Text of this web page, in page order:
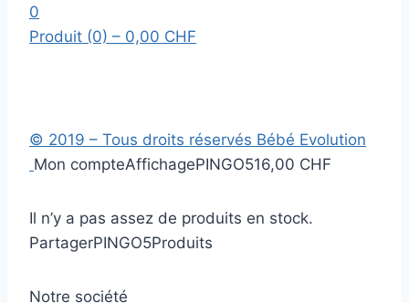
0
Produit (0) – 0,00 CHF
© 2019 – Tous droits réservés Bébé Evolution
Mon compteAffichagePINGO516,00 CHF
Il n’y a pas assez de produits en stock.
PartagerPINGO5Produits
Notre société